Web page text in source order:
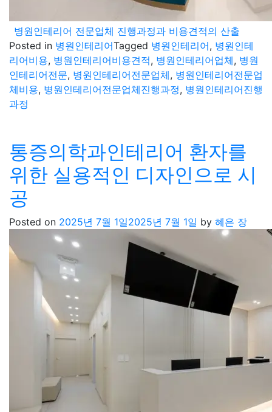
병원인테리어 전문업체 진행과정과 비용견적의 산출
Posted in 병원인테리어Tagged 병원인테리어, 병원인테
리어비용, 병원인테리어비용견적, 병원인테리어업체, 병원
인테리어전문, 병원인테리어전문업체, 병원인테리어전문업
체비용, 병원인테리어전문업체진행과정, 병원인테리어진행
과정
통증의학과인테리어 환자를
위한 실용적인 디자인으로 시
공
Posted on 2025년 7월 1일2025년 7월 1일 by 혜은 장